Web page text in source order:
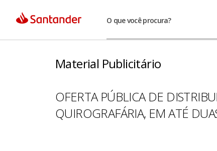
O que você procura?
Material Publicitário
OFERTA PÚBLICA DE
QUIROGRAFÁRIA, EM ATÉ